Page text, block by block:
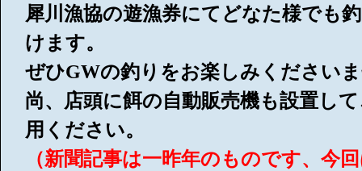
犀川漁協の遊漁券にてどなた様でも
けます。
ぜひGWの釣りをお楽しみください
尚、店頭に餌の自動販売機も設置し
用ください。
（新聞記事は一昨年のものです、今